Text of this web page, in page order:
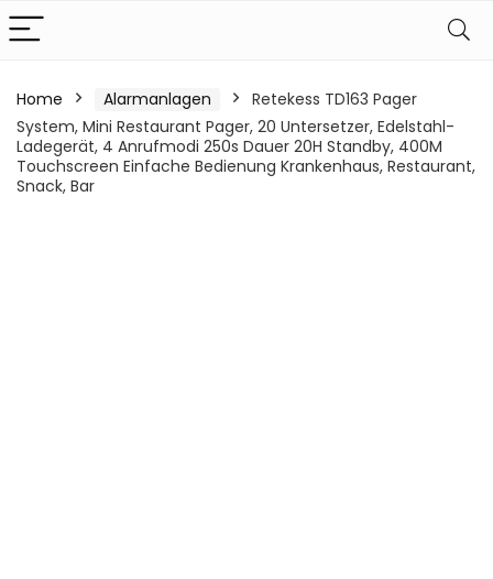
Home Alarmanlagen
Retekess TD163 Pager
System, Mini Restaurant Pager, 20 Untersetzer, Edelstahl-
Ladegerät, 4 Anrufmodi 250s Dauer 20H Standby, 400M
Touchscreen Einfache Bedienung Krankenhaus, Restaurant,
Snack, Bar